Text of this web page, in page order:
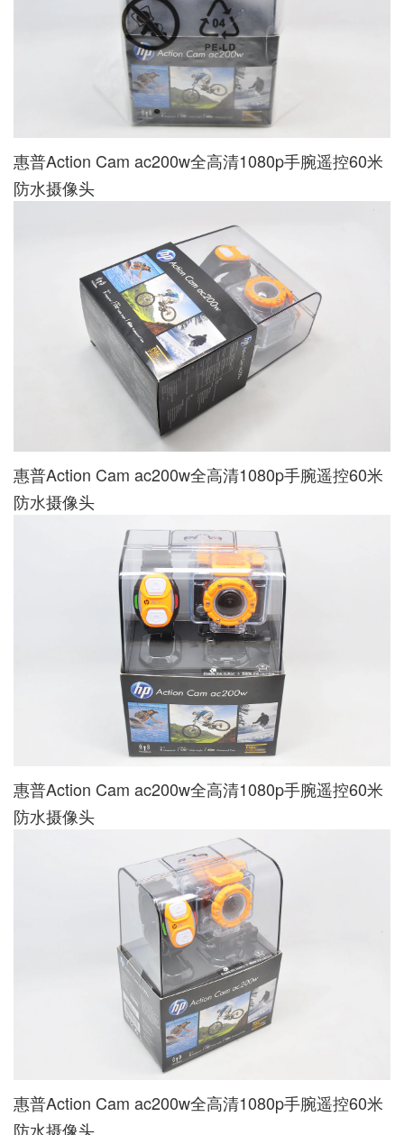
惠普Action Cam ac200w全高清1080p手腕遥控60米
防水摄像头
惠普Action Cam ac200w全高清1080p手腕遥控60米
防水摄像头
惠普Action Cam ac200w全高清1080p手腕遥控60米
防水摄像头
惠普Action Cam ac200w全高清1080p手腕遥控60米
防水摄像头